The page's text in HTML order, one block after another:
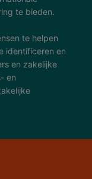
te bieden.
te helpen
identificeren en
en zakelijke
en